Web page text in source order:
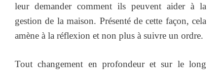
leur demander comment ils peuvent aider à la
gestion de la maison. Présenté de cette façon, cela
amène à la réflexion et non plus à suivre un ordre.
Tout changement en profondeur et sur le long